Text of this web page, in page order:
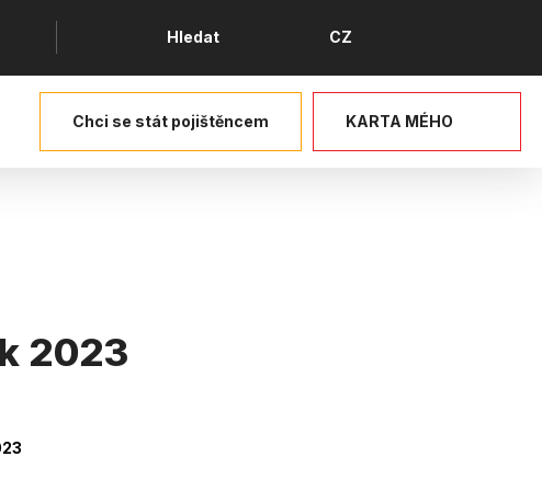
Hledat Jazyk
CZ
Chci se stát pojištěncem KARTA MÉHO
2023